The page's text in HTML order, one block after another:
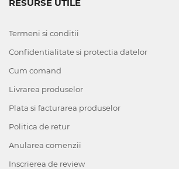
RESURSE UTILE
Termeni si conditii
Confidentialitate si protectia datelor
Cum comand
Livrarea produselor
Plata si facturarea produselor
Politica de retur
Anularea comenzii
Inscrierea de review